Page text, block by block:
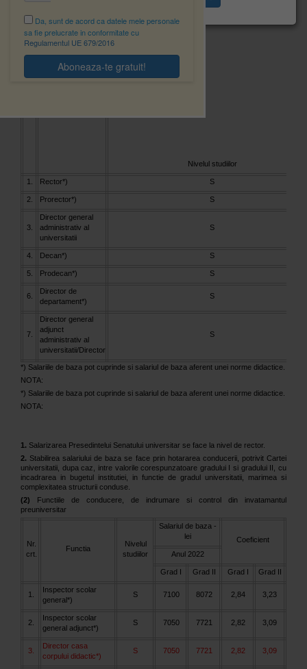
Functia
Nivelul studiilor
1. Rector*) S
2. Prorector*) S
3.
Director general
administrativ al
universitatii
S
4. Decan*) S
5. Prodecan*) S
6.
Director de
departament*)
S
7.
Director general
adjunct
administrativ al
universitatii/Director
S
*) Salariile de baza pot cuprinde si salariul de baza aferent unei norme didactice.
NOTA:
*) Salariile de baza pot cuprinde si salariul de baza aferent unei norme didactice.
NOTA:
1. Salarizarea Presedintelui Senatului universitar se face la nivel de rector.
2. Stabilirea salariului de baza se face prin hotararea conducerii, potrivit Cartei
universitatii, dupa caz, intre valorile corespunzatoare gradului I si gradului II, cu
incadrarea in bugetul institutiei, in functie de gradul universitatii, marimea si
complexitatea structurii conduse.
(2) Functiile de conducere, de indrumare si control din invatamantul
preuniversitar
Nr.
crt.
Functia
Nivelul
studiilor
Salariul de baza -
lei
Coeficient
Anul 2022
Grad I Grad II Grad I Grad II
1.
Inspector scolar
general*)
S 7100 8072 2,84 3,23
2.
Inspector scolar
general adjunct*)
S 7050 7721 2,82 3,09
3.
Director casa
corpului didactic*)
S 7050 7721 2,82 3,09
Da, sunt de acord ca datele mele personale
sa fie prelucrate in conformitate cu
Regulamentul UE 679/2016